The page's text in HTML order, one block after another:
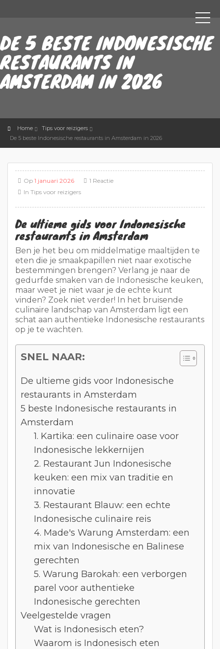
DE 5 BESTE INDONESISCHE
RESTAURANTS IN
AMSTERDAM IN 2026
Home
Tips voor reizigers
De 5 beste Indonesische restaurants in Amsterdam in 2026
Op 1 januari 2026
In Tips voor reizigers
1 Reactie
De ultieme gids voor Indonesische
restaurants in Amsterdam
Ben je het beu om middelmatige maaltijden te
eten die je smaakpapillen niet naar exotische
bestemmingen brengen? Verlang je naar de
gedurfde smaken van de Indonesische keuken,
maar weet je niet waar je de echte kunt
vinden? Zoek niet verder! In het bruisende
culinaire landschap van Amsterdam ligt een
schat aan authentieke Indonesische restaurants
op je te wachten.
SNEL NAAR:
De ultieme gids voor Indonesische
restaurants in Amsterdam
5 beste Indonesische restaurants in
Amsterdam
1. Kartika: een culinaire oase voor
Indonesische lekkernijen
2. Restaurant Jun Indonesische
keuken: een mix van traditie en
innovatie
3. Restaurant Blauw: een echte
Indonesische culinaire reis
4. Made's Warung Amsterdam: een
mix van Indonesische en Balinese
gerechten
5. Warung Barokah: een verborgen
parel voor authentieke
Indonesische gerechten
Veelgestelde vragen
Wat is Indonesisch eten?
Waarom is Indonesisch eten